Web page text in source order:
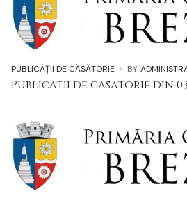
PUBLICAȚII DE CĂSĂTORIE BY
Publicatii de casatorie din 03